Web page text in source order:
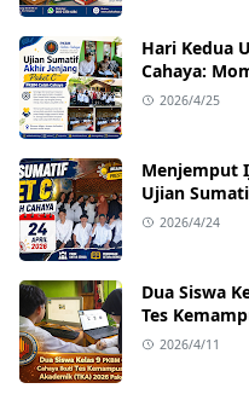
Hari Kedua
Cahaya:
Kecamatan
2026/4/25
Menjemput
Ujian
Sukawangi!
2026/4/24
Dua Siswa
Tes
B 2026/4/11